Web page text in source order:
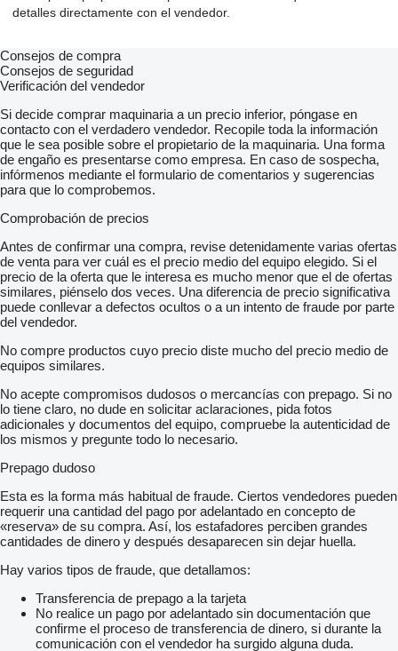
detalles directamente con el vendedor.
Consejos de compra
Consejos de seguridad
Verificación del vendedor
Si decide comprar maquinaria a un precio inferior, póngase en
contacto con el verdadero vendedor. Recopile toda la información
que le sea posible sobre el propietario de la maquinaria. Una forma
de engaño es presentarse como empresa. En caso de sospecha,
infórmenos mediante el formulario de comentarios y sugerencias
para que lo comprobemos.
Comprobación de precios
Antes de confirmar una compra, revise detenidamente varias ofertas
de venta para ver cuál es el precio medio del equipo elegido. Si el
precio de la oferta que le interesa es mucho menor que el de ofertas
similares, piénselo dos veces. Una diferencia de precio significativa
puede conllevar a defectos ocultos o a un intento de fraude por parte
del vendedor.
No compre productos cuyo precio diste mucho del precio medio de
equipos similares.
No acepte compromisos dudosos o mercancías con prepago. Si no
lo tiene claro, no dude en solicitar aclaraciones, pida fotos
adicionales y documentos del equipo, compruebe la autenticidad de
los mismos y pregunte todo lo necesario.
Prepago dudoso
Esta es la forma más habitual de fraude. Ciertos vendedores pueden
requerir una cantidad del pago por adelantado en concepto de
«reserva» de su compra. Así, los estafadores perciben grandes
cantidades de dinero y después desaparecen sin dejar huella.
Hay varios tipos de fraude, que detallamos:
Transferencia de prepago a la tarjeta
No realice un pago por adelantado sin documentación que
confirme el proceso de transferencia de dinero, si durante la
comunicación con el vendedor ha surgido alguna duda.